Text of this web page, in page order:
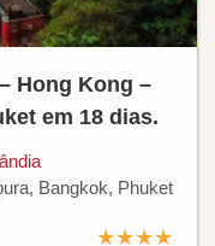
Hong Kong –
em 18 dias.
Bangkok, Phuket
★★★★